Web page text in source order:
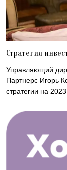
Стратегия
Управляющий
Партнерс Игорь
стратегии на